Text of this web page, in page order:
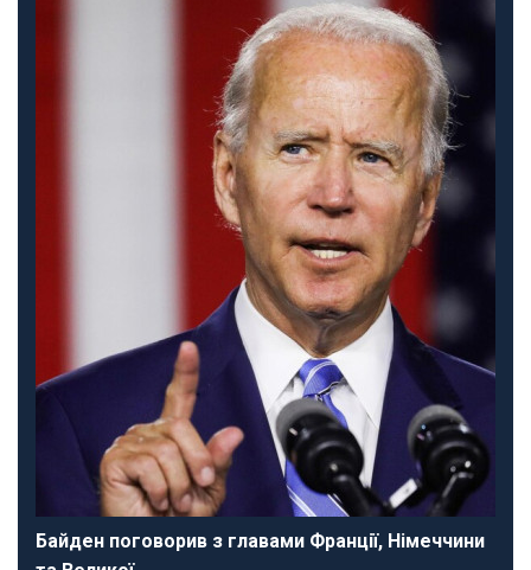
Байден поговорив з главами Франції, Німеччини